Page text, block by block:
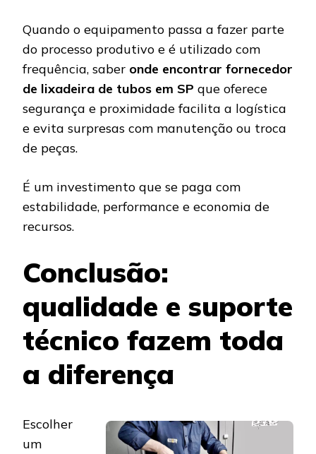
Quando o equipamento passa a fazer parte
do processo produtivo e é utilizado com
frequência, saber onde encontrar fornecedor
de lixadeira de tubos em SP que oferece
segurança e proximidade facilita a logística
e evita surpresas com manutenção ou troca
de peças.
É um investimento que se paga com
estabilidade, performance e economia de
recursos.
Conclusão:
qualidade e suporte
técnico fazem toda
a diferença
Escolher
um